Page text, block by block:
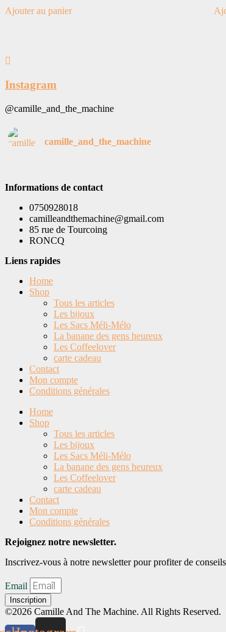
5
Ajouter au panier
5
Instagram
@camille_and_the_machine
camille_and_the_machine
Informations de contact
0750928018
camilleandthemachine@gmail.com
85 rue de Tourcoing
RONCQ
Liens rapides
Home
Shop
Tous les articles
Les bijoux
Les Sacs Méli-Mélo
La banane des gens heureux
Les Coffeelover
carte cadeau
Contact
Mon compte
Conditions générales
Home
Shop
Tous les articles
Les bijoux
Les Sacs Méli-Mélo
La banane des gens heureux
Les Coffeelover
carte cadeau
Contact
Mon compte
Conditions générales
Rejoignez notre newsletter.
Inscrivez-vous à notre newsletter pour profiter de
Email
Inscription
©2026 Camille And The Machine. All Rights Reserved.